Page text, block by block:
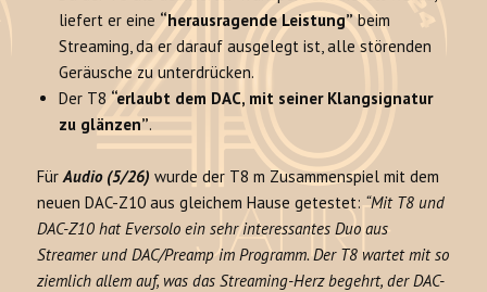
liefert er eine “herausragende Leistung”beim
Streaming, da er darauf ausgelegt ist, alle störenden
Geräusche zu unterdrücken.
Der T8 “erlaubt dem DAC, mit seiner Klangsignatur
zu glänzen”.
FürAudio (5/26) wurde der T8 m Zusammenspiel mit dem
neuen DAC-Z10 aus gleichem Hause getestet:“Mit T8 und
DAC-Z10 hat Eversolo ein sehr interessantes Duo aus
Streamer und DAC/Preamp im Programm. Der T8 wartet mit so
ziemlich allem auf, was das Streaming-Herz begehrt, der DAC-